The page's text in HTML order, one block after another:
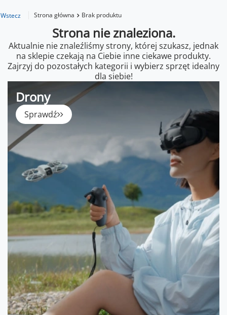
Wstecz Strona główna Brak produktu
Strona nie znaleziona.
Aktualnie nie znaleźliśmy strony, której szukasz, jednak
na sklepie czekają na Ciebie inne ciekawe produkty.
Zajrzyj do pozostałych kategorii i wybierz sprzęt idealny
dla siebie!
Drony
Sprawdź